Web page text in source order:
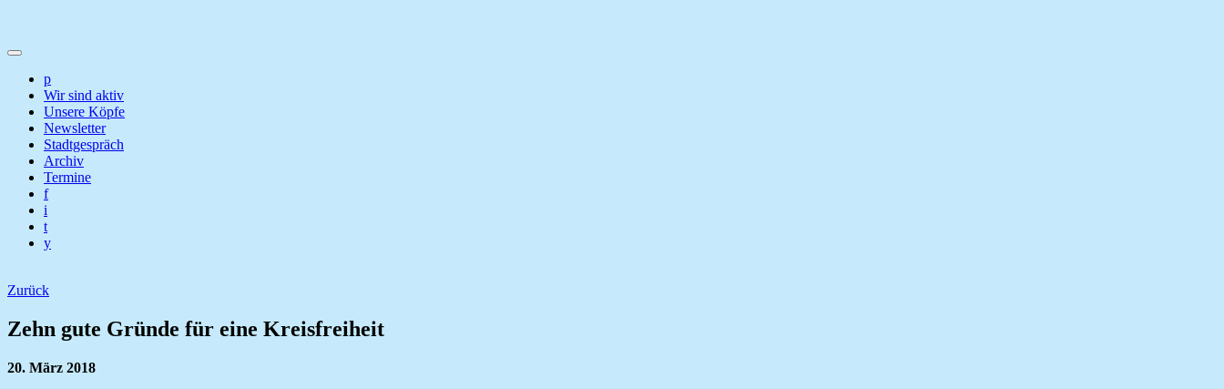
p
Wir sind aktiv
Unsere Köpfe
Newsletter
Stadtgespräch
Archiv
Termine
f
i
t
y
Zurück
Zehn gute Gründe für eine Kreisfreiheit
20. März 2018